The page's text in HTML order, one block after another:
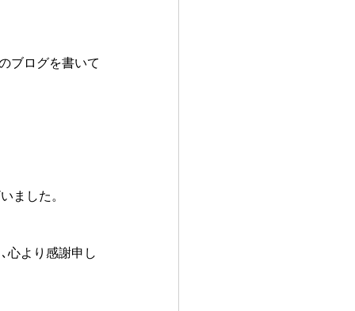
ブログを書いて
ました。
心より感謝申し